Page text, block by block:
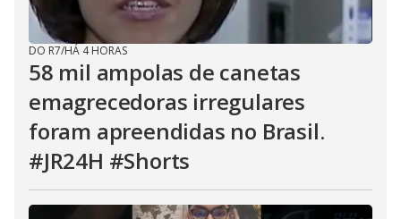
DO R7/HÁ 4 HORAS
58 mil ampolas de canetas
emagrecedoras irregulares
foram apreendidas no Brasil.
#JR24H #Shorts